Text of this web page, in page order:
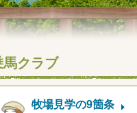
馬クラブ
牧場見学の9箇条